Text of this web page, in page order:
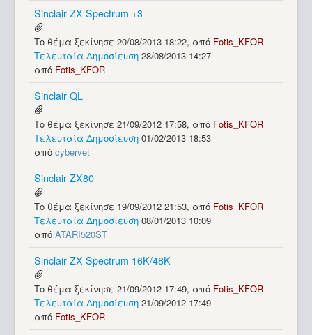
Sinclair ZX Spectrum +3
Το θέμα ξεκίνησε 20/08/2013 18:22, από Fotis_KFOR
Τελευταία Δημοσίευση 28/08/2013 14:27
από Fotis_KFOR
Sinclair QL
Το θέμα ξεκίνησε 21/09/2012 17:58, από Fotis_KFOR
Τελευταία Δημοσίευση 01/02/2013 18:53
από cybervet
Sinclair ZX80
Το θέμα ξεκίνησε 19/09/2012 21:53, από Fotis_KFOR
Τελευταία Δημοσίευση 08/01/2013 10:09
από ATARI520ST
Sinclair ZX Spectrum 16Κ/48Κ
Το θέμα ξεκίνησε 21/09/2012 17:49, από Fotis_KFOR
Τελευταία Δημοσίευση 21/09/2012 17:49
από Fotis_KFOR